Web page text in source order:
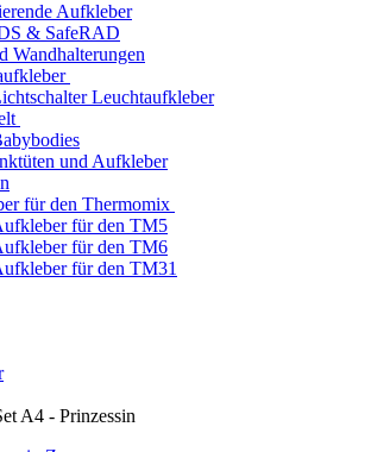
Aufkleber
& SafeRAD
Wandhalterungen
Leuchtaufkleber
und Aufkleber
für den Thermomix
für den TM5
für den TM6
für den TM31
A4 - Prinzessin